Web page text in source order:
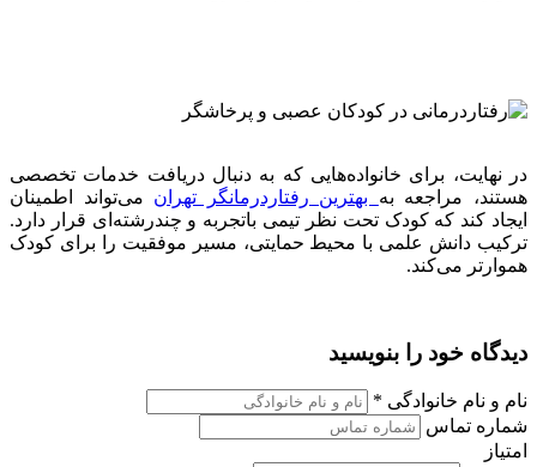
در نهایت، برای خانواده‌هایی که به دنبال دریافت خدمات تخصصی
هستند، مراجعه به بهترین رفتاردرمانگر تهران می‌تواند اطمینان
ایجاد کند که کودک تحت نظر تیمی باتجربه و چندرشته‌ای قرار دارد.
ترکیب دانش علمی با محیط حمایتی، مسیر موفقیت را برای کودک
هموارتر می‌کند.
دیدگاه خود را بنویسید
نام و نام خانوادگی *
شماره تماس
امتیاز